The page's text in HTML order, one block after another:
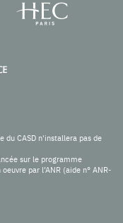
du CASD n'installera pas de
sur le programme
par l’ANR (aide n° ANR-